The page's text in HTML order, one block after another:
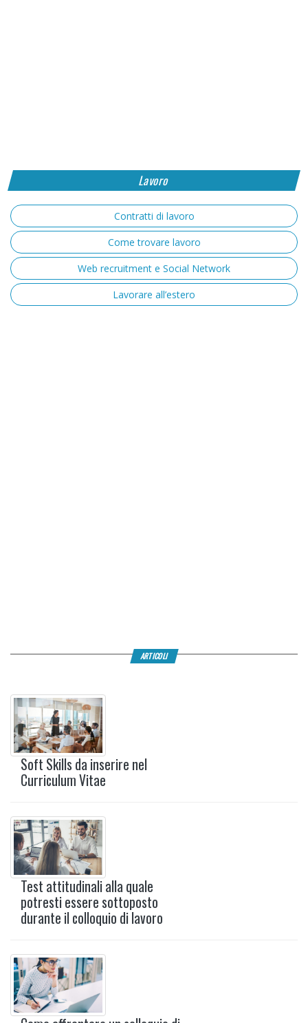
Lavoro
Contratti di lavoro
Come trovare lavoro
Web recruitment e Social Network
Lavorare all’estero
ARTICOLI
Soft Skills da inserire nel
Curriculum Vitae
Test attitudinali alla quale
potresti essere sottoposto
durante il colloquio di lavoro